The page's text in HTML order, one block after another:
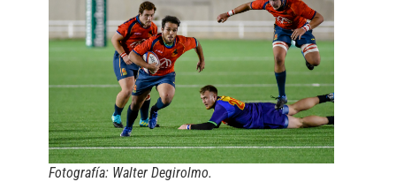
Fotografía: Walter Degirolmo.